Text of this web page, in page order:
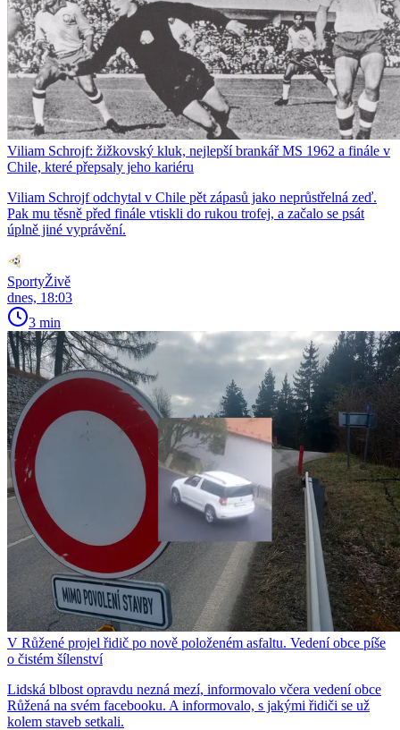
Viliam Schrojf: žižkovský kluk, nejlepší brankář MS 1962 a finále v
Chile, které přepsaly jeho kariéru
Viliam Schrojf odchytal v Chile pět zápasů jako neprůstřelná zeď.
Pak mu těsně před finále vtiskli do rukou trofej, a začalo se psát
úplně jiné vyprávění.
SportyŽivě
dnes, 18:03
3 min
V Růžené projel řidič po nově položeném asfaltu. Vedení obce píše
o čistém šílenství
Lidská blbost opravdu nezná mezí, informovalo včera vedení obce
Růžená na svém facebooku. A informovalo, s jakými řidiči se už
kolem staveb setkali.